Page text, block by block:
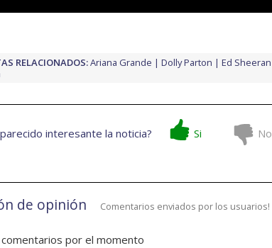
RELACIONADOS:Ariana Grande Dolly Parton Ed Sheeran
interesante la noticia? Si No
de opinión Comentarios enviados por los usuarios!
comentarios por el momento